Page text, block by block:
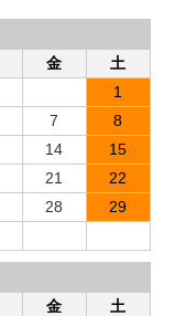
金
土
1
7
8
14
15
21
22
28
29
金
土